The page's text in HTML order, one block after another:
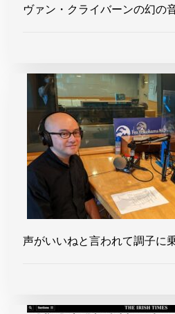
ヴァン・クライバーンの幻の
声がいいねと言われて調子に